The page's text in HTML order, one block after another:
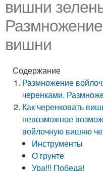
вишни
вишни
Содержание
Размножение
черенками.
Как черенковать
невозможное
войлочную вишню
Инструменты
О грунте
Ура!!! Победа!